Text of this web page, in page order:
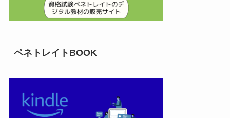
ペネトレイトBOOK